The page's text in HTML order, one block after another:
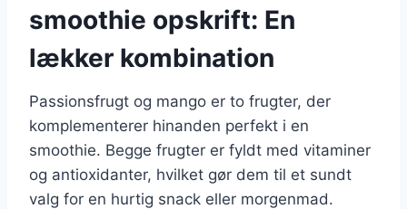
smoothie opskrift: En
lækker kombination
Passionsfrugt og mango er to frugter, der
komplementerer hinanden perfekt i en
smoothie. Begge frugter er fyldt med vitaminer
og antioxidanter, hvilket gør dem til et sundt
valg for en hurtig snack eller morgenmad.